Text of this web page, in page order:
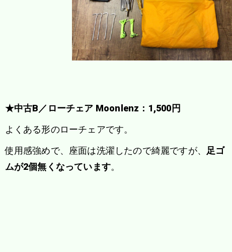
★中古B／ローチェア Moonlenz：1,500円
よくある形のローチェアです。
使用感強めで、座面は洗濯したので綺麗ですが、 足ゴ
ムが2個無くなっています。